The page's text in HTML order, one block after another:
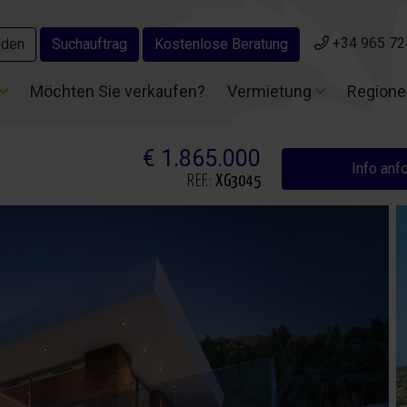
Suchauftrag Kostenlose Beratung +34 965
Möchten Sie verkaufen? Vermietung
Suchauftrag Kostenlose Beratung +34 965
Möchten Sie verkaufen? Vermietung
€ 1.865.000
REF.:XG3045
Info